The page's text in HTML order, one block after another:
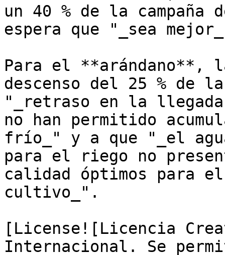
un 40 % de la campaña
espera que "_sea
Para el **arándano**,
descenso del 25 % de
"_retraso en la llegada
no han permitido
frío_" y a que "_el
para el riego no
calidad óptimos para
cultivo_".
[License![Licencia
Internacional. Se